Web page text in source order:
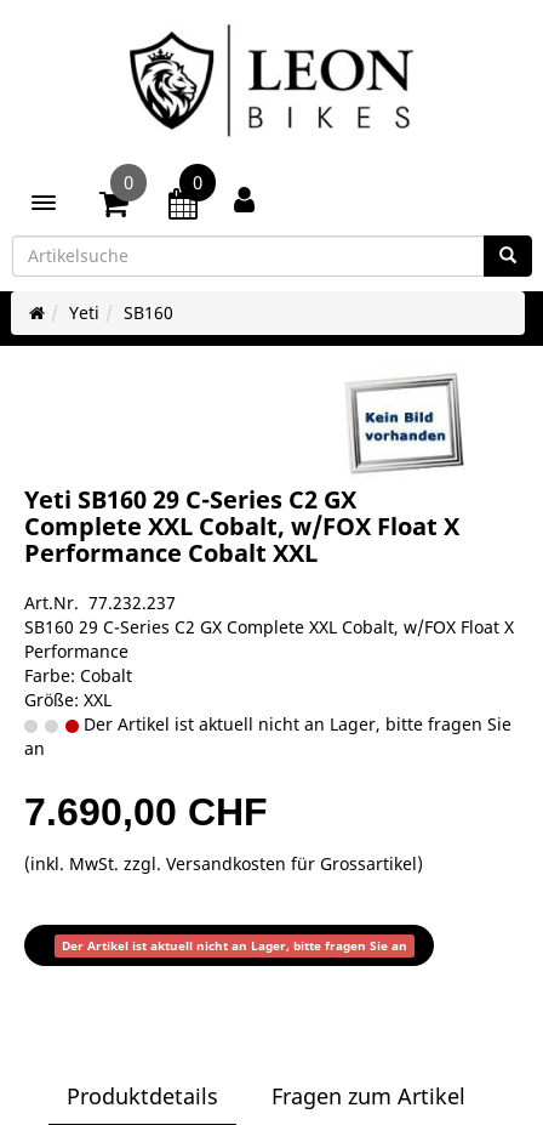
Toggle navigation
0 0
Yeti SB160
Yeti SB160 29 C-Series C2 GX
Complete XXL Cobalt, w/FOX Float X
Performance Cobalt XXL
Art.Nr. 77.232.237
SB160 29 C-Series C2 GX Complete XXL Cobalt, w/FOX Float X
Performance
Farbe: Cobalt
Größe: XXL
Der Artikel ist aktuell nicht an Lager, bitte fragen Sie
an
7.690,00 CHF
(inkl. MwSt. zzgl. Versandkosten für Grossartikel)
Der Artikel ist aktuell nicht an Lager, bitte fragen Sie an
Produktdetails
Fragen zum Artikel